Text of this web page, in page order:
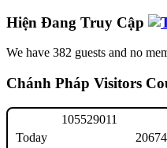
Hiện Đang Truy Cập
We have 382 guests and no
Chánh Pháp Visitors
105529011
Today
20674